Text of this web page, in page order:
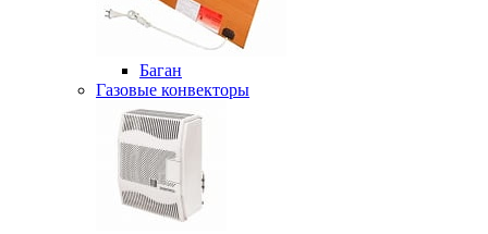
Баган
Газовые конвекторы